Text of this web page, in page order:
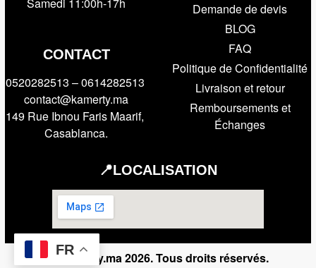
CONTACT
0520282513 – 0614282513
contact@kamerty.ma
149 Rue Ibnou Faris Maarif,
Casablanca.
Demande de devis
BLOG
FAQ
Politique de Confidentialité
Livraison et retour
Remboursements et
Échanges
📍LOCALISATION
© Kamerty.ma 2026. Tous droits réservés.
FR